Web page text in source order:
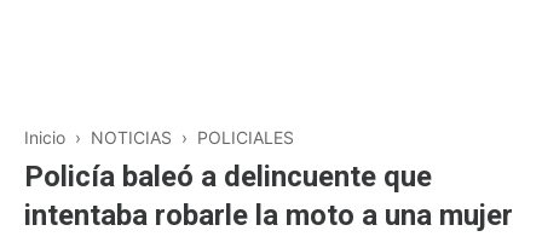
Inicio › NOTICIAS › POLICIALES
Policía baleó a delincuente que
intentaba robarle la moto a una mujer